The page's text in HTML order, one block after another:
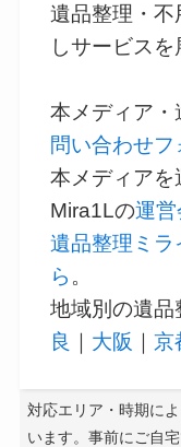
遺品整理・不
しサービスを
本メディア・
問い合わせフ
本メディアを
Mira1Lの運営
遺品整理ミラ
ら 。
地域別の遺
良 ｜ 大阪 ｜京
対応エリア・時期に
います。事前にご自